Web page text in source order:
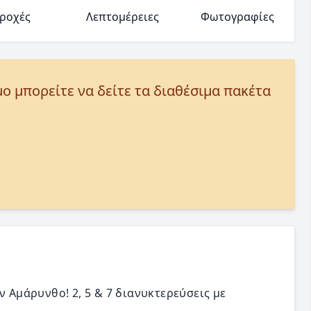
Λεπτομέρειες Φωτογραφίες
μπορείτε να δείτε τα διαθέσιμα πακέτα
2, 5 & 7 διανυκτερεύσεις με